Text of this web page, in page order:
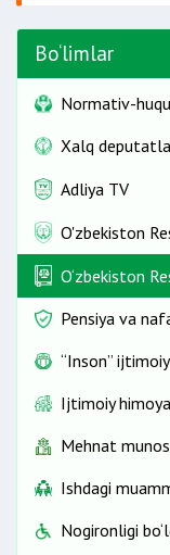
Bo‘limlar
Normativ-
Xalq
Adliya TV
O'zbekiston
O‘zbekiston
Pensiya va
“Inson”
Ijtimoiy himoya
Mehnat
Ishdagi
Nogironligi